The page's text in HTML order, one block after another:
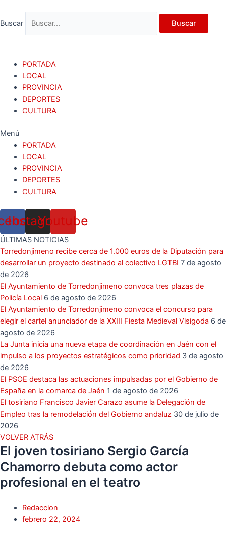
contenido
Buscar Buscar
PORTADA
LOCAL
PROVINCIA
DEPORTES
CULTURA
Menú
PORTADA
LOCAL
PROVINCIA
DEPORTES
CULTURA
Instagram
Youtube
ÚLTIMAS NOTICIAS
Torredonjimeno recibe cerca de 1.000 euros de la Diputación para
desarrollar un proyecto destinado al colectivo LGTBI 7 de agosto
de 2026
El Ayuntamiento de Torredonjimeno convoca tres plazas de
Policía Local 6 de agosto de 2026
El Ayuntamiento de Torredonjimeno convoca el concurso para
elegir el cartel anunciador de la XXIII Fiesta Medieval Visigoda 6 de
agosto de 2026
La Junta inicia una nueva etapa de coordinación en Jaén con el
impulso a los proyectos estratégicos como prioridad 3 de agosto
de 2026
El PSOE destaca las actuaciones impulsadas por el Gobierno de
España en la comarca de Jaén 1 de agosto de 2026
El tosiriano Francisco Javier Carazo asume la Delegación de
Empleo tras la remodelación del Gobierno andaluz 30 de julio de
2026
VOLVER ATRÁS
El joven tosiriano Sergio García
Chamorro debuta como actor
profesional en el teatro
Redaccion
febrero 22, 2024